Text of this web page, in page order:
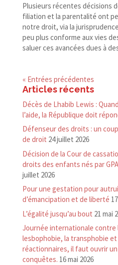
Plusieurs récentes décisions
filiation et la parentalité ont
notre droit, via la
peu plus conforme aux vies
saluer ces avancées dues à
« Entrées précédentes
Articles récents
Décès de Lhabib Lewis :
l’aide, la République doit
Défenseur des droits : un
de droit 24 juillet 2026
Décision de la Cour de
droits des enfants nés par
juillet 2026
Pour une gestation pour
d’émancipation et de liberté
L’égalité jusqu’au bout 21 mai
Journée internationale contre
lesbophobie, la transphobie et
réactionnaires, il faut ouvrir
conquêtes. 16 mai 2026